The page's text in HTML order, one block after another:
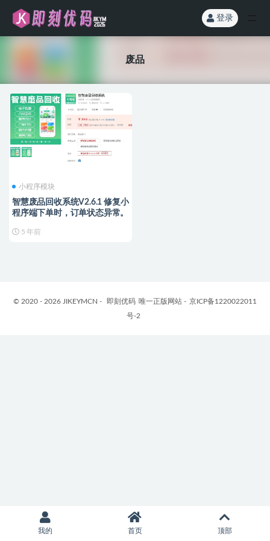
登录
废品
小程序模块
智慧废品回收系统V2.6.1 修复小
程序端下单时，订单状态异常。
5 年前
© 2020 - 2026 JIKEYMCN - 即刻优码 唯一正版网站 - 京ICP备1220022011
号-2
我的 首页 顶部